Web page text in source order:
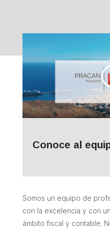
Conoce al
Somos un equipo de
con la excelencia y con
ámbito fiscal y contable.